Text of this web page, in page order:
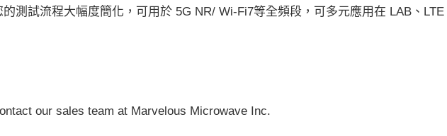
測試流程大幅度簡化，可用於 5G NR/ Wi-Fi7等全頻段，可多元應用在 LAB、LTE
our sales team at Marvelous Microwave Inc.